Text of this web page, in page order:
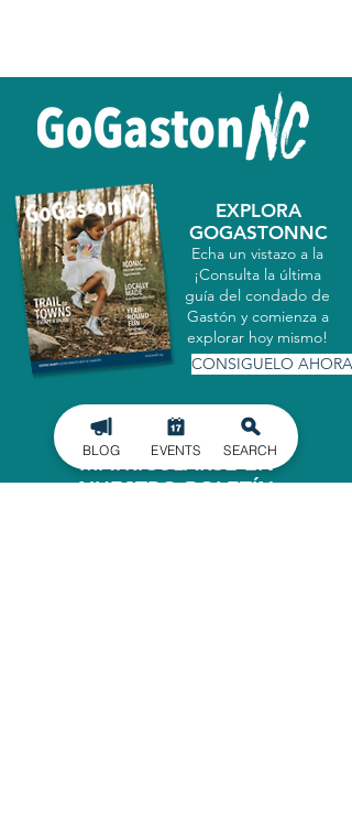
EXPLORA
GOGASTONNC
Echa un vistazo a la
¡Consulta la última
guía del condado de
Gastón y comienza a
explorar hoy mismo!
CONSIGUELO AHORA
MATRICULARSE EN
NUESTRO BOLETÍN
BLOG EVENTS SEARCH